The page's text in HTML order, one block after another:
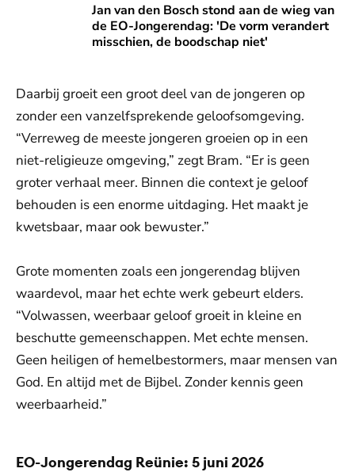
Jan van den Bosch stond aan de wieg van
de EO-Jongerendag: 'De vorm verandert
misschien, de boodschap niet'
Jan van den Bosch stond aan de wieg van de EO-
Daarbij groeit een groot deel van de jongeren op
zonder een vanzelfsprekende geloofsomgeving.
“Verreweg de meeste jongeren groeien op in een
niet-religieuze omgeving,” zegt Bram. “Er is geen
groter verhaal meer. Binnen die context je geloof
behouden is een enorme uitdaging. Het maakt je
kwetsbaar, maar ook bewuster.”
Grote momenten zoals een jongerendag blijven
waardevol, maar het echte werk gebeurt elders.
“Volwassen, weerbaar geloof groeit in kleine en
beschutte gemeenschappen. Met echte mensen.
Geen heiligen of hemelbestormers, maar mensen van
God. En altijd met de Bijbel. Zonder kennis geen
weerbaarheid.”
EO-Jongerendag Reünie: 5 juni 2026